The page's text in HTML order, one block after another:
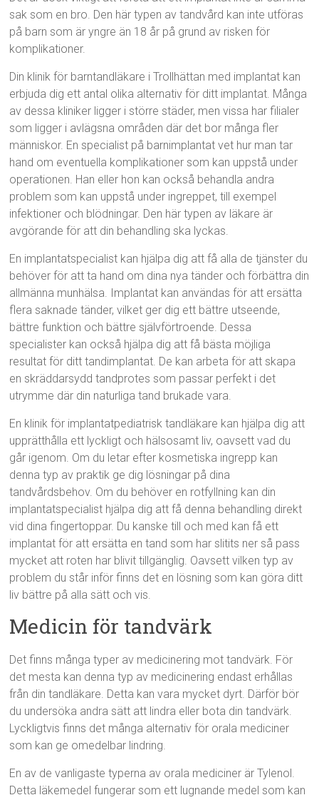
sak som en bro. Den här typen av tandvård kan inte utföras
på barn som är yngre än 18 år på grund av risken för
komplikationer.
Din klinik för barntandläkare i Trollhättan med implantat kan
erbjuda dig ett antal olika alternativ för ditt implantat. Många
av dessa kliniker ligger i större städer, men vissa har filialer
som ligger i avlägsna områden där det bor många fler
människor. En specialist på barnimplantat vet hur man tar
hand om eventuella komplikationer som kan uppstå under
operationen. Han eller hon kan också behandla andra
problem som kan uppstå under ingreppet, till exempel
infektioner och blödningar. Den här typen av läkare är
avgörande för att din behandling ska lyckas.
En implantatspecialist kan hjälpa dig att få alla de tjänster du
behöver för att ta hand om dina nya tänder och förbättra din
allmänna munhälsa. Implantat kan användas för att ersätta
flera saknade tänder, vilket ger dig ett bättre utseende,
bättre funktion och bättre självförtroende. Dessa
specialister kan också hjälpa dig att få bästa möjliga
resultat för ditt tandimplantat. De kan arbeta för att skapa
en skräddarsydd tandprotes som passar perfekt i det
utrymme där din naturliga tand brukade vara.
En klinik för implantatpediatrisk tandläkare kan hjälpa dig att
upprätthålla ett lyckligt och hälsosamt liv, oavsett vad du
går igenom. Om du letar efter kosmetiska ingrepp kan
denna typ av praktik ge dig lösningar på dina
tandvårdsbehov. Om du behöver en rotfyllning kan din
implantatspecialist hjälpa dig att få denna behandling direkt
vid dina fingertoppar. Du kanske till och med kan få ett
implantat för att ersätta en tand som har slitits ner så pass
mycket att roten har blivit tillgänglig. Oavsett vilken typ av
problem du står inför finns det en lösning som kan göra ditt
liv bättre på alla sätt och vis.
Medicin för tandvärk
Det finns många typer av medicinering mot tandvärk. För
det mesta kan denna typ av medicinering endast erhållas
från din tandläkare. Detta kan vara mycket dyrt. Därför bör
du undersöka andra sätt att lindra eller bota din tandvärk.
Lyckligtvis finns det många alternativ för orala mediciner
som kan ge omedelbar lindring.
En av de vanligaste typerna av orala mediciner är Tylenol.
Detta läkemedel fungerar som ett lugnande medel som kan